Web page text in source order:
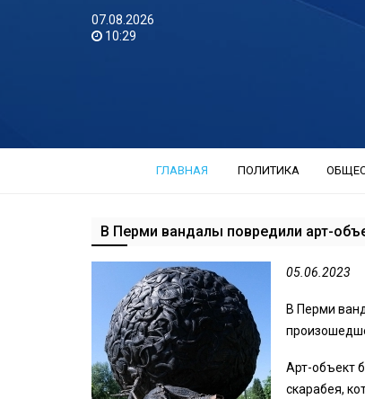
07.08.2026
10:29
ГЛАВНАЯ ПОЛИТИКА
В Перми вандалы повредили арт-
05.06.2023
В Перми
Арт-объект
скарабея,